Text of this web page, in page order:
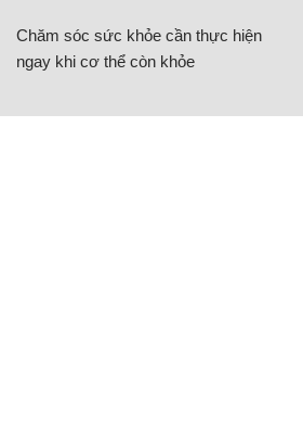
Chăm sóc sức khỏe cần thực hiện
ngay khi cơ thể còn khỏe